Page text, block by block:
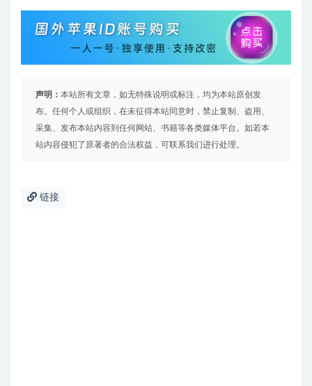
声明： 本站所有文章，如无特殊说明或标注，均为本站原创发
布。任何个人或组织，在未征得本站同意时，禁止复制、盗用、
采集、发布本站内容到任何网站、书籍等各类媒体平台。如若本
站内容侵犯了原著者的合法权益，可联系我们进行处理。
链接